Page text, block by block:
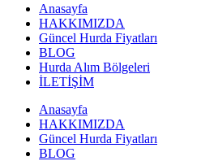
Anasayfa
HAKKIMIZDA
Güncel Hurda Fiyatları
BLOG
Hurda Alım Bölgeleri
İLETİŞİM
Anasayfa
HAKKIMIZDA
Güncel Hurda Fiyatları
BLOG